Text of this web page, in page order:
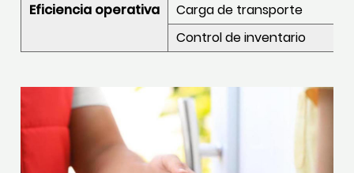
Eficiencia operativa
Carga de transporte
Control de inventario